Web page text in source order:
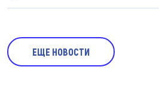
ЕЩЕ НОВОСТИ